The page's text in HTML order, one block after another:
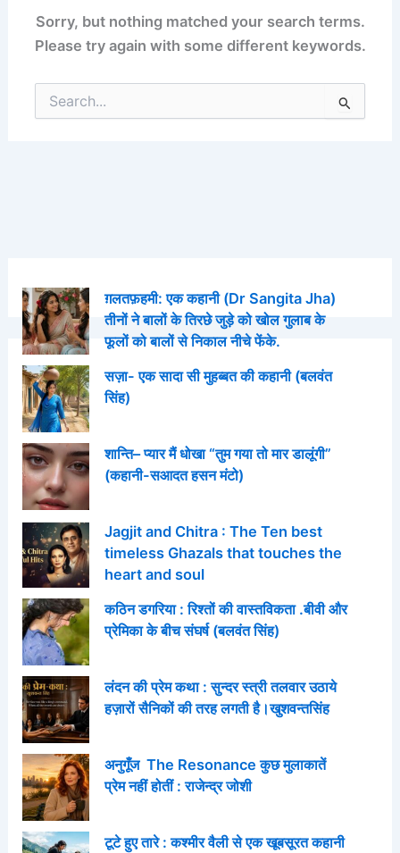
Sorry, but nothing matched your search terms.
Please try again with some different keywords.
Search
for:
ग़लतफ़हमी: एक कहानी (Dr Sangita Jha)
तीनों ने बालों के तिरछे जुड़े को खोल गुलाब के
फूलों को बालों से निकाल नीचे फेंके.
सज़ा- एक सादा सी मुहब्बत की कहानी (बलवंत
सिंह)
शान्ति– प्यार मैं धोखा “तुम गया तो मार डालूंगी”
(कहानी-सआदत हसन मंटो)
Jagjit and Chitra : The Ten best
timeless Ghazals that touches the
heart and soul
कठिन डगरिया : रिश्तों की वास्तविकता .बीवी और
प्रेमिका के बीच संघर्ष (बलवंत सिंह)
लंदन की प्रेम कथा : सुन्दर स्त्री तलवार उठाये
हज़ारों सैनिकों की तरह लगती है।खुशवन्तसिंह
अनुगूँज The Resonance कुछ मुलाकातें
प्रेम नहीं होतीं : राजेन्द्र जोशी
टूटे हुए तारे : कश्मीर वैली से एक खूबसूरत कहानी